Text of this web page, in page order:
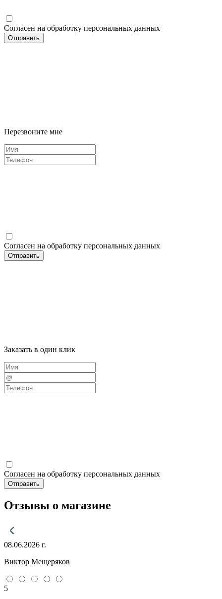
Согласен на обработку персональных данных
Отправить
Перезвоните мне
Согласен на обработку персональных данных
Отправить
Заказать в один клик
Согласен на обработку персональных данных
Отправить
Отзывы о магазине
08.06.2026 г.
Виктор Мещеряков
5